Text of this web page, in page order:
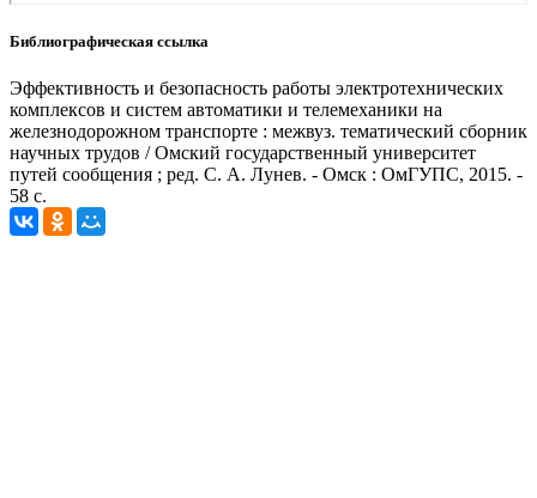
Библиографическая ссылка
Эффективность и безопасность работы электротехнических
комплексов и систем автоматики и телемеханики на
железнодорожном транспорте : межвуз. тематический сборник
научных трудов / Омский государственный университет
путей сообщения ; ред. С. А. Лунев. - Омск : ОмГУПС, 2015. -
58 с.